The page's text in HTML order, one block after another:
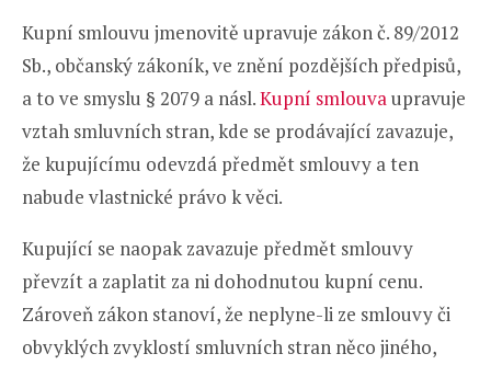
Kupní smlouvu jmenovitě upravuje zákon č. 89/2012
Sb., občanský zákoník, ve znění pozdějších předpisů,
a to ve smyslu § 2079 a násl.Kupní smlouvaupravuje
vztah smluvních stran, kde se prodávající zavazuje,
že kupujícímu odevzdá předmět smlouvy a ten
nabude vlastnické právo k věci.
Kupující se naopak zavazuje předmět smlouvy
převzít a zaplatit za ni dohodnutou kupní cenu.
Zároveň zákon stanoví, že neplyne-li ze smlouvy či
obvyklých zvyklostí smluvních stran něco jiného,